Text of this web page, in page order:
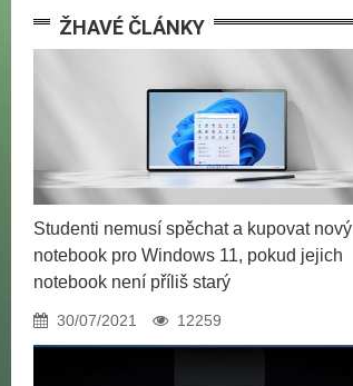
ŽHAVÉ ČLÁNKY
Studenti nemusí spěchat a kupovat nový
notebook pro Windows 11, pokud jejich
notebook není příliš starý
30/07/2021 12259